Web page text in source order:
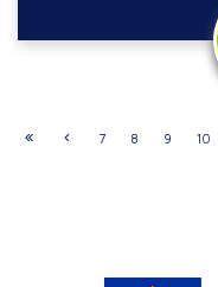
7 8 9 10